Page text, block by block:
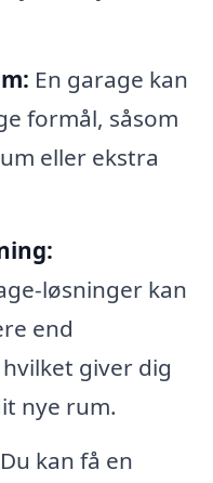
En garage kan
formål, såsom
eller ekstra
løsninger kan
end
giver dig
nye rum.
Du kan få en